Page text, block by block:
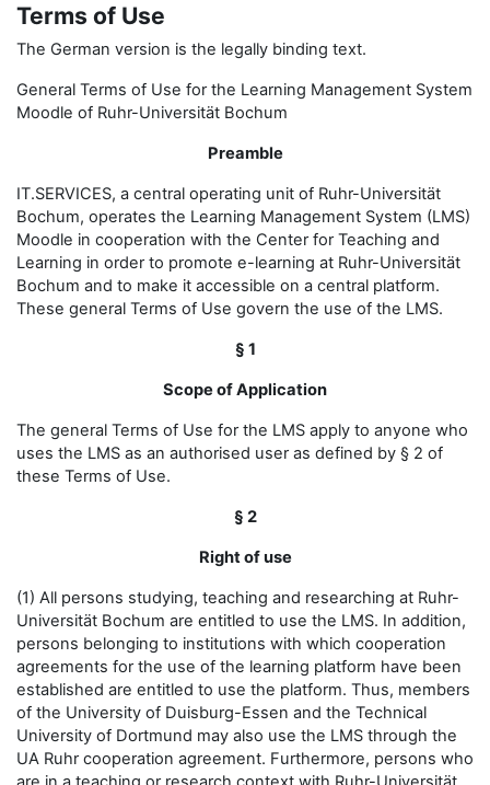
Terms of Use
The German version is the legally binding text.
General Terms of Use for the Learning Management System
Moodle of Ruhr-Universität Bochum
Preamble
IT.SERVICES, a central operating unit of Ruhr-Universität
Bochum, operates the Learning Management System (LMS)
Moodle in cooperation with the Center for Teaching and
Learning in order to promote e-learning at Ruhr-Universität
Bochum and to make it accessible on a central platform.
These general Terms of Use govern the use of the LMS.
§ 1
Scope of Application
The general Terms of Use for the LMS apply to anyone who
uses the LMS as an authorised user as defined by § 2 of
these Terms of Use.
§ 2
Right of use
(1) All persons studying, teaching and researching at Ruhr-
Universität Bochum are entitled to use the LMS. In addition,
persons belonging to institutions with which cooperation
agreements for the use of the learning platform have been
established are entitled to use the platform. Thus, members
of the University of Duisburg-Essen and the Technical
University of Dortmund may also use the LMS through the
UA Ruhr cooperation agreement. Furthermore, persons who